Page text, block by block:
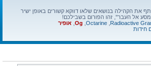
הקהילה בנושאים שלאו דווקא קשורים באופן ישיר
אל העבר", זהו הפורום בשבילכם!
Radioactive
Octarine
Og אופיר
חידות